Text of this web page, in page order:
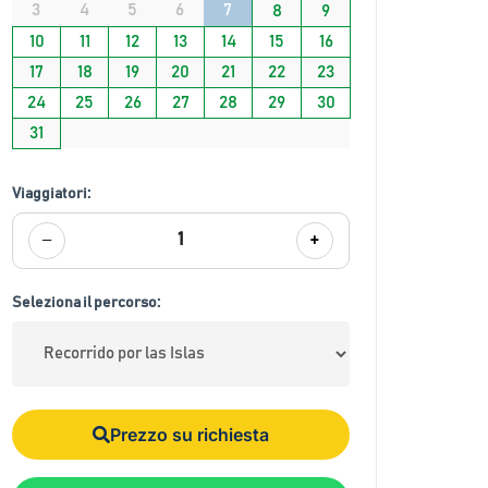
3 4 5 6 7 8
9
10
11 12 13 14 15
16
17
18 19 20 21 22
23
24
25 26 27 28 29
30
31
Viaggiatori:
− 1 +
Seleziona il percorso:
Prezzo su richiesta